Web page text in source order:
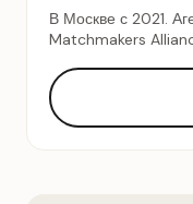
В Москве с 2021.
Matchmakers